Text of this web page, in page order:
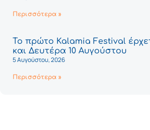
Περισσότερα »
Το πρώτο Kalamia Festival
και Δευτέρα 10 Αυγούστου
5 Αυγούστου, 2026
Περισσότερα »